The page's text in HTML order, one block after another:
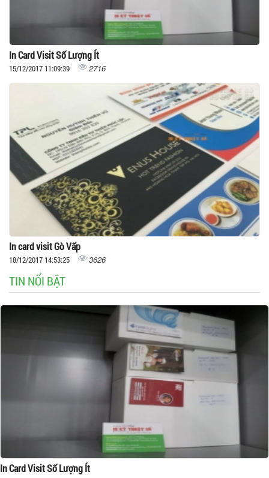
In Card Visit Số Lượng Ít
15/12/2017 11:09:39 2716
In card visit Gò Vấp
18/12/2017 14:53:25 3626
TIN NỔI BẬT
In Card Visit Số Lượng Ít